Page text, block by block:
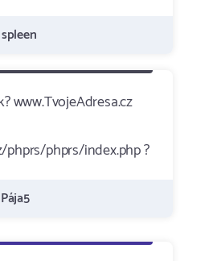
spleen
www.TvojeAdresa.cz
phprs/phprs/index.php ?
Pája5